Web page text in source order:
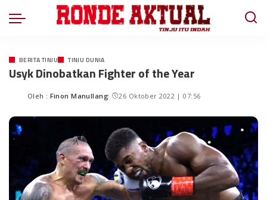
BERITA TINJU TINJU DUNIA
Usyk Dinobatkan Fighter of the Year
Oleh : Finon Manullang 26 Oktober 2022 | 07:56